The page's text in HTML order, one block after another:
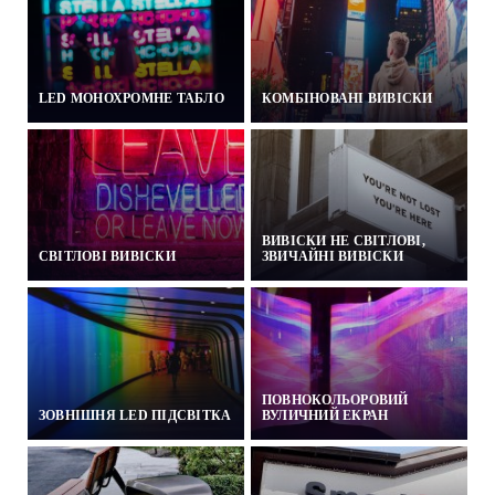
LED МОНОХРОМНЕ ТАБЛО КОМБІНОВАНІ ВИВІСКИ
CВІТЛОВІ ВИВІСКИ
ВИВІСКИ НЕ СВІТЛОВІ,
ЗВИЧАЙНІ ВИВІСКИ
ЗОВНІШНЯ LED ПІДСВІТКА
ПОВНОКОЛЬОРОВИЙ
ВУЛИЧНИЙ ЕКРАН